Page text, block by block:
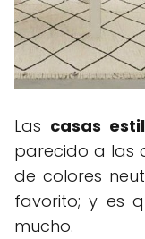
Las casas
parecido a las
de colores
favorito; y es
mucho.